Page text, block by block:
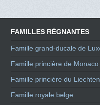
FAMILLES RÉGNANTES
Famille grand-ducale de
Famille princière de Monaco
Famille princière du
Famille royale belge